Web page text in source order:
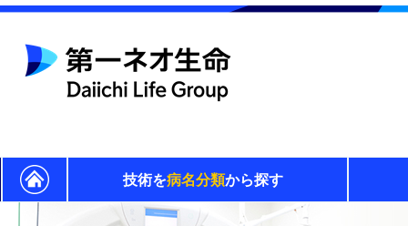
技術を病名分類から探す